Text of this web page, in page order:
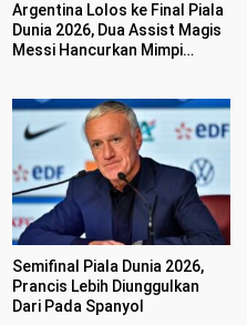
Argentina Lolos ke Final Piala
Dunia 2026, Dua Assist Magis
Messi Hancurkan Mimpi
Semifinal Piala Dunia 2026,
Prancis Lebih Diunggulkan
Dari Pada Spanyol